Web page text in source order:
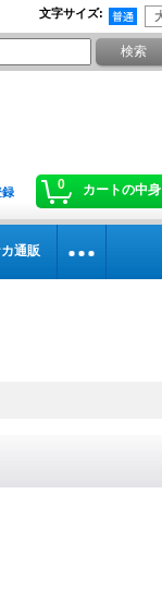
文字サイズ:
0 カートの中身
録
通販